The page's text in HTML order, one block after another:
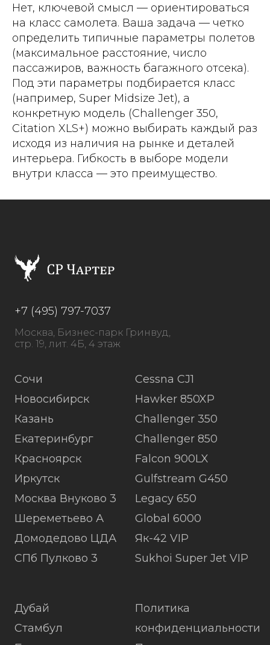
Нет, ключевой смысл — ориентироваться
на класс самолета. Ваша задача — четко
определить типичные параметры полетов
(максимальное расстояние, число
пассажиров, важность багажного отсека).
Под эти параметры подбирается класс
(например, Super Midsize Jet), а
конкретную модель (Challenger 350,
Citation XLS+) можно выбирать каждый раз
исходя из наличия на рынке и деталей
интерьера. Гибкость в выборе модели
внутри класса — это преимущество.
+7 (495) 797-7037
Москва, Бизнес-парк Гринвуд,
стр. 19, лит. 4Б, 4 этаж
Сочи
Новосибирск
Казань
Екатеринбург
Красноярск
Иркутск
Москва Внуково 3
Шереметьево А
Домодедово ЦДА
СПб Пулково 3
Cessna CJ1
Hawker 850XP
Challenger 350
Challenger 850
Falcon 900LX
Gulfstream G450
Legacy 650
Global 6000
Як-42 VIP
Sukhoi Super Jet VIP
Дубай
Стамбул
Политика
конфиденциальности